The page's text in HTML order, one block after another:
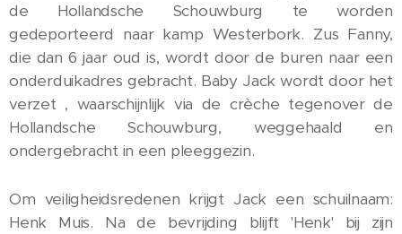
de Hollandsche Schouwburg te worden
gedeporteerd naar kamp Westerbork. Zus Fanny,
die dan 6 jaar oud is, wordt door de buren naar een
onderduikadres gebracht. Baby Jack wordt door het
verzet , waarschijnlijk via de crèche tegenover de
Hollandsche Schouwburg, weggehaald en
ondergebracht in een pleeggezin.
Om veiligheidsredenen krijgt Jack een schuilnaam:
Henk Muis. Na de bevrijding blijft 'Henk' bij zijn